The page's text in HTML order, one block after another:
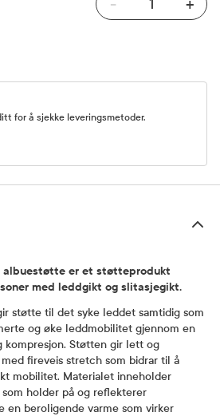
- +
for å sjekke leveringsmetoder.
albuestøtte er et støtteprodukt
med leddgikt og slitasjegikt.
støtte til det syke leddet samtidig som
og øke leddmobilitet gjennom en
kompresjon. Støtten gir lett og
fireveis stretch som bidrar til å
mobilitet. Materialet inneholder
holder på og reflekterer
en beroligende varme som virker